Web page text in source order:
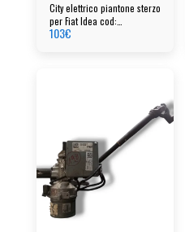
City elettrico piantone sterzo
per Fiat Idea cod:
00517364610
103€